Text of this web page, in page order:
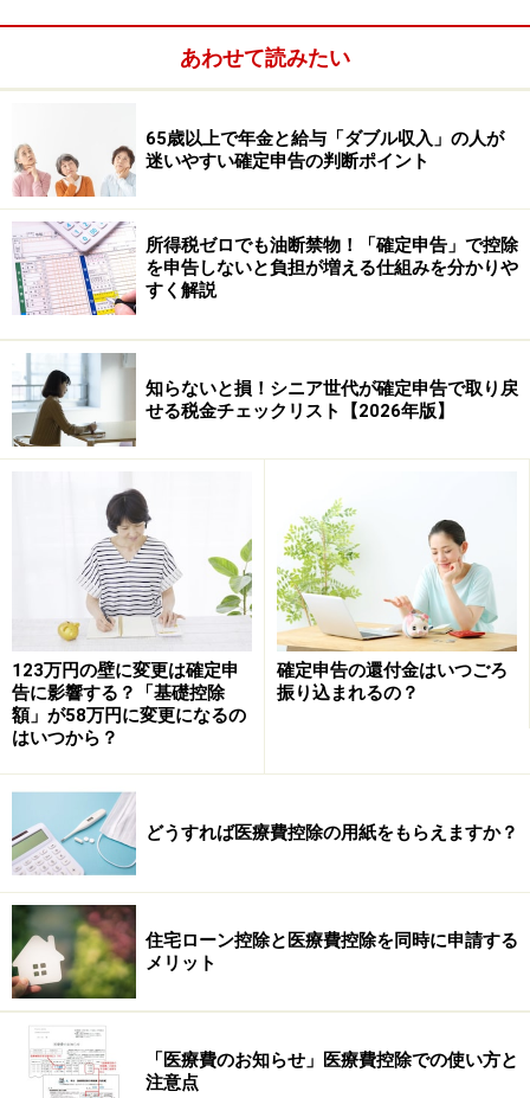
住宅ローン控除
：住宅ローンを組んで家を買った
生命保険料控除
：年末調整で申請し忘れた場合
また、次のようなケースも、還付申告でお金が戻る可能
性大です。
退職・転職した人
されていた人
株を売却して損が出た人
過去の行動を振り返って、税金を取り戻せるものがない
か検討してみましょう。
【詳細】サラリーマンでもこんな時、確定申告が必要
（※）平成27年4月から
ふるさと納税ワンストップ特例制
度が始まり、条件を満たせば確定申告不要で節税メリッ
あわせて読みたい
65歳以上で年金と給与「ダブル収入」の人が
迷いやすい確定申告の判断ポイント
所得税ゼロでも油断禁物！「確定申告」で控除
を申告しないと負担が増える仕組みを分かりや
すく解説
知らないと損！シニア世代が確定申告で取り戻
せる税金チェックリスト【2026年版】
123万円の壁に変更は確定申
告に影響する？「基礎控除
額」が58万円に変更になるの
はいつから？
確定申告の還付金はいつごろ
振り込まれるの？
どうすれば医療費控除の用紙をもらえますか？
住宅ローン控除と医療費控除を同時に申請する
メリット
「医療費のお知らせ」医療費控除での使い方と
注意点